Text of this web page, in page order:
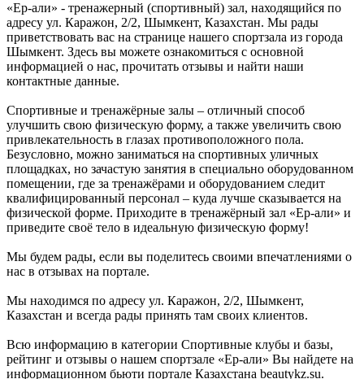
«Ер-али» - тренажерный (спортивный) зал, находящийся по
адресу ул. Каражон, 2/2, Шымкент, Казахстан. Мы рады
приветствовать вас на странице нашего спортзала из города
Шымкент. Здесь вы можете ознакомиться с основной
информацией о нас, прочитать отзывы и найти наши
контактные данные.
Спортивные и тренажёрные залы – отличный способ
улучшить свою физическую форму, а также увеличить свою
привлекательность в глазах противоположного пола.
Безусловно, можно заниматься на спортивных уличных
площадках, но зачастую занятия в специально оборудованном
помещении, где за тренажёрами и оборудованием следит
квалифицированный персонал – куда лучше сказывается на
физической форме. Приходите в тренажёрный зал «Ер-али» и
приведите своё тело в идеальную физическую форму!
Мы будем рады, если вы поделитесь своими впечатлениями о
нас в отзывах на портале.
Мы находимся по адресу ул. Каражон, 2/2, Шымкент,
Казахстан и всегда рады принять там своих клиентов.
Всю информацию в категории Спортивные клубы и базы,
рейтинг и отзывы о нашем спортзале «Ер-али» Вы найдете на
информационном бьюти портале Казахстана beautykz.su.